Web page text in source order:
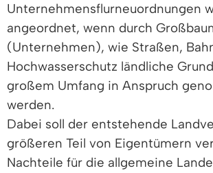
Unternehmensflurneuordnungen
angeordnet, wenn durch
(Unternehmen), wie Straßen,
Hochwasserschutz ländliche
großem Umfang in Anspruch
werden.
Dabei soll der entstehende
größeren Teil von Eigentümern
Nachteile für die allgemeine